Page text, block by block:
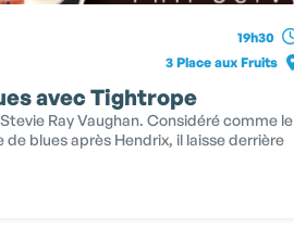
19h30
3 Place aux Fruits
avec Tightrope
Ray Vaughan. Considéré comme le
blues après Hendrix, il laisse derrière